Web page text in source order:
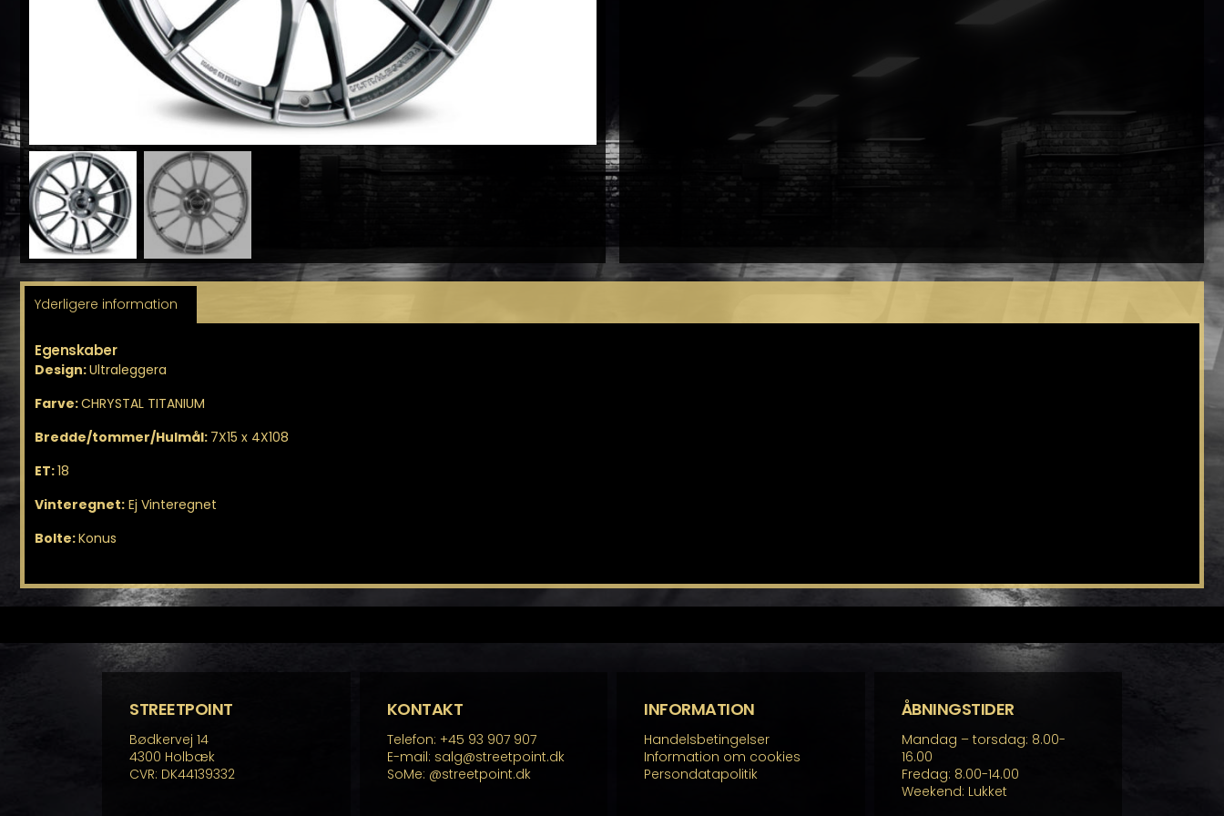
Yderligere information
Egenskaber
Design:Ultraleggera
Farve:CHRYSTAL TITANIUM
Bredde/tommer/Hulmål: 7X15 x 4X108
ET:18
Vinteregnet: Ej Vinteregnet
Bolte:Konus
STREETPOINT
Bødkervej 14
4300 Holbæk
CVR: DK44139332
KONTAKT
Telefon: +45 93 907 907
E-mail: salg@streetpoint.dk
SoMe: @streetpoint.dk
INFORMATION
Handelsbetingelser
Information om cookies
Persondatapolitik
ÅBNINGSTIDER
Mandag – torsdag: 8.00-
16.00
Fredag: 8.00-14.00
Weekend: Lukket